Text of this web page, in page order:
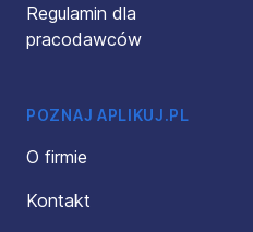
Regulamin dla
pracodawców
POZNAJ APLIKUJ.PL
O firmie
Kontakt